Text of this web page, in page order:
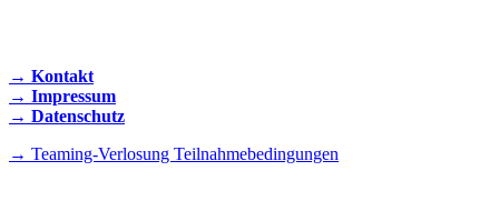
→ Kontakt
→ Impressum
→ Datenschutz
→ Teaming-Verlosung Teilnahmebedingungen